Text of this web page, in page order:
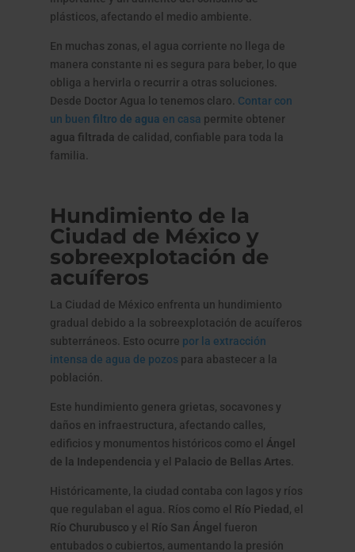
plásticos, afectando el medio ambiente.
En muchas zonas, el agua corriente no llega de
manera constante ni es segura para beber, lo que
obliga a hervirla o recurrir a otras soluciones.
Desde Doctor Agua lo tenemos claro. Contar con
un buen filtro de agua en casa permite obtener
agua filtrada de calidad, confiable para toda la
familia.
Hundimiento de la
Ciudad de México y
sobreexplotación de
acuíferos
La Ciudad de México enfrenta un hundimiento
gradual debido a la sobreexplotación de acuíferos
subterráneos. Esto ocurre por la extracción
intensa de agua de pozospara abastecer a la
población.
Este hundimiento genera grietas, socavones y
daños en infraestructura, afectando calles,
edificios y monumentos históricos como el Ángel
de la Independencia y el Palacio de Bellas Artes
Históricamente, la ciudad contaba con lagos y ríos
que regulaban el agua. Ríos como el Río Piedad , el
Río Churubusco y el Río San Ángel fueron
entubados o cubiertos, aumentando la presión